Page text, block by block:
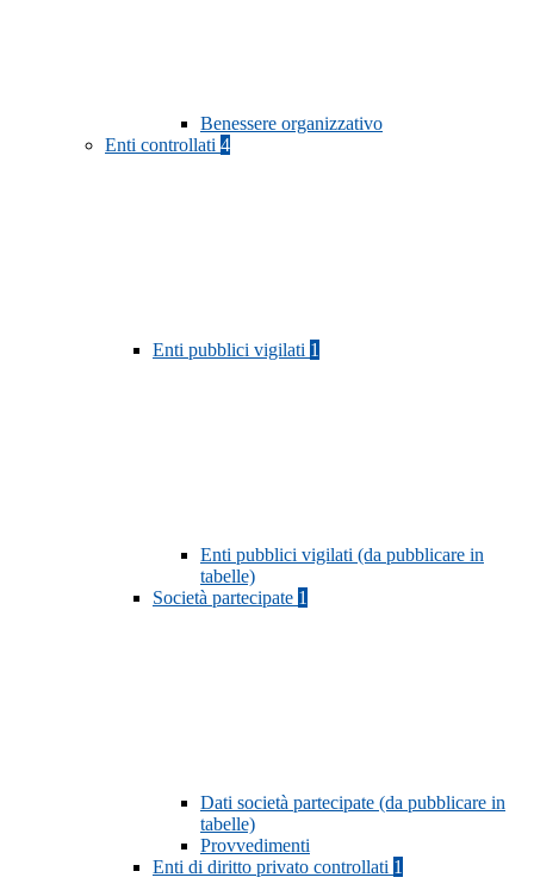
Benessere organizzativo
Enti controllati 4
Enti pubblici vigilati 1
Enti pubblici vigilati (da pubblicare in
tabelle)
Società partecipate 1
Dati società partecipate (da pubblicare in
tabelle)
Provvedimenti
Enti di diritto privato controllati 1